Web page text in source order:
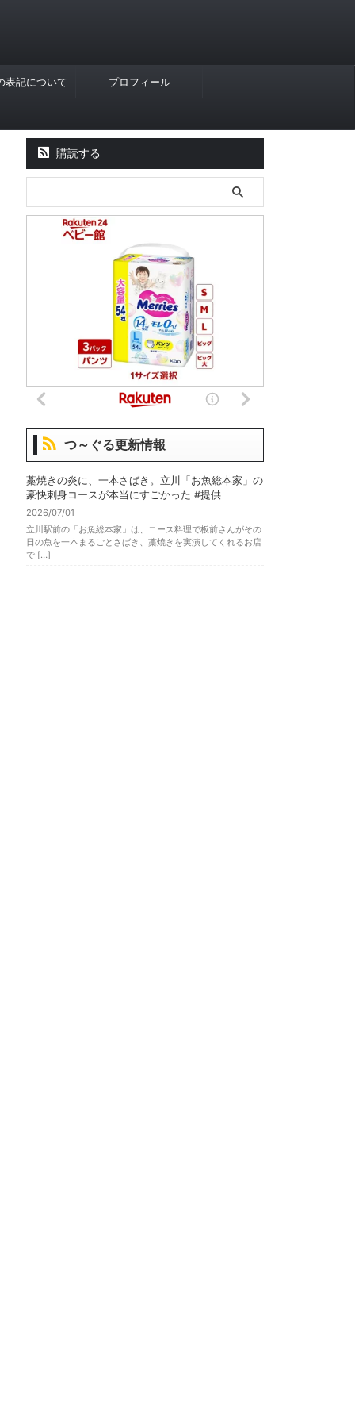
表記について プロフィール
購読する
つ～ぐる更新情報
藁焼きの炎に、一本さばき。立川「お魚総本家」の
豪快刺身コースが本当にすごかった #提供
2026/07/01
立川駅前の「お魚総本家」は、コース料理で板前さんがその
日の魚を一本まるごとさばき、藁焼きを実演してくれるお店
で […]